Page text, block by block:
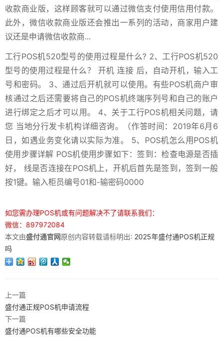
收款商业版，这样顾客就可以通过微信支付使用信用付款。
此外，微信收款商业版还会推出一系列的活动，商家用户建
议还是申请微信收款商...
工行POS机520型号的使用过程是什么? 2、工行POS机520
型号的使用过程是什么？ 开机 连接 后，自动开机，输入工
号和密码。 3、通过后开机就可以使用。有些POS机商户审
核通过之后还需要将自己的POS机终端序列号和自己的账户
进行绑定之后才可以用。 4、关于工行POS机相关问题，请
您 当地分行发卡机构详细咨询。（作答时间：2019年6月6
日，如遇业务变化请以实际为准。 5、POS机怎么用POS机
使用步骤详解 POS机使用步骤如下：签到：检查电源是否插
好， 线是否连接在POS机上，开机后首先是签到，签到一般
按1键。输入柜员编号01和-输密码0000
如您需办理POS机或有问题解决不了请联系我们：
微信：897972084
本文由盛付通官网原创内容转载请标明出: 2025年盛付通POS机正规
吗
上一篇
盛付通正规POS机申请流程
下一篇
盛付通POS机有哪些安全功能